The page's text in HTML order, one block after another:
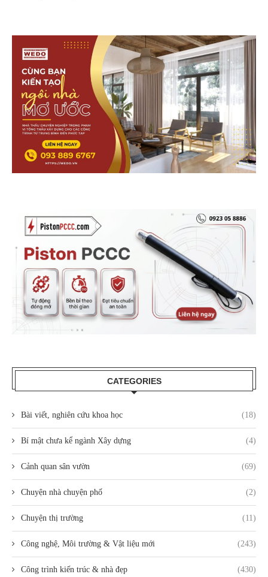
CATEGORIES
Bài viết, nghiên cứu khoa học (18)
Bí mật chưa kể ngành Xây dựng (4)
Cảnh quan sân vườn (69)
Chuyện nhà chuyện phố (2)
Chuyện thị trường (11)
Công nghệ, Môi trường & Vật liệu mới (243)
Công trình kiến trúc & nhà đẹp (430)